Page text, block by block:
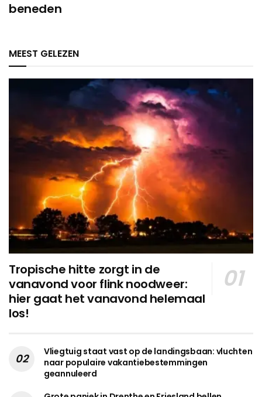
beneden
MEEST GELEZEN
Tropische hitte zorgt in de
vanavond voor flink noodweer:
hier gaat het vanavond helemaal
los!
Vliegtuig staat vast op de landingsbaan: vluchten
naar populaire vakantiebestemmingen
geannuleerd